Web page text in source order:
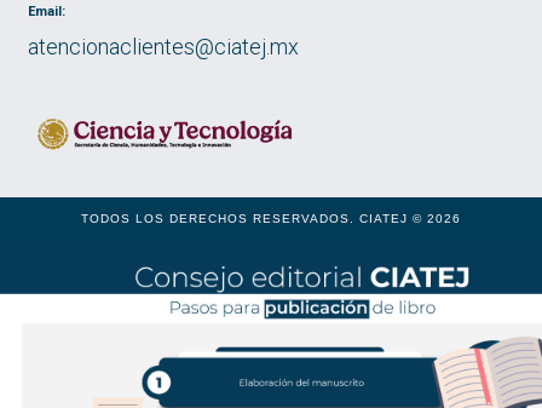
Email:
atencionaclientes@ciatej.mx
TODOS LOS DERECHOS RESERVADOS. CIATEJ © 2026